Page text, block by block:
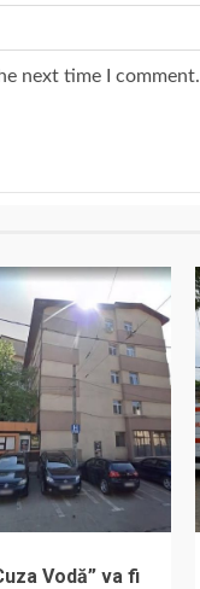
next time I comment.
Vodă” va fi